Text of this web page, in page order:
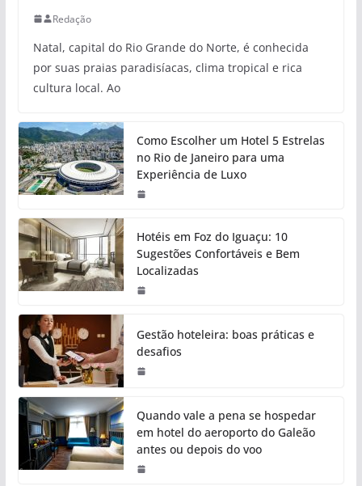
Redação
Natal, capital do Rio Grande do Norte, é conhecida
por suas praias paradisíacas, clima tropical e rica
cultura local. Ao
Como Escolher um Hotel 5 Estrelas
no Rio de Janeiro para uma
Experiência de Luxo
Hotéis em Foz do Iguaçu: 10
Sugestões Confortáveis e Bem
Localizadas
Gestão hoteleira: boas práticas e
desafios
Quando vale a pena se hospedar
em hotel do aeroporto do Galeão
antes ou depois do voo